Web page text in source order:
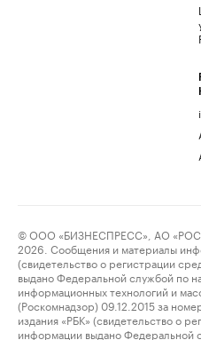
© ООО «БИЗНЕСПРЕСС», АО
2026. Сообщения и материалы
(свидетельство о регистрации
выдано Федеральной службой по
информационных технологий и
(Роскомнадзор) 09.12.2015 за
издания «РБК» (свидетельство о
информации выдано Федеральной